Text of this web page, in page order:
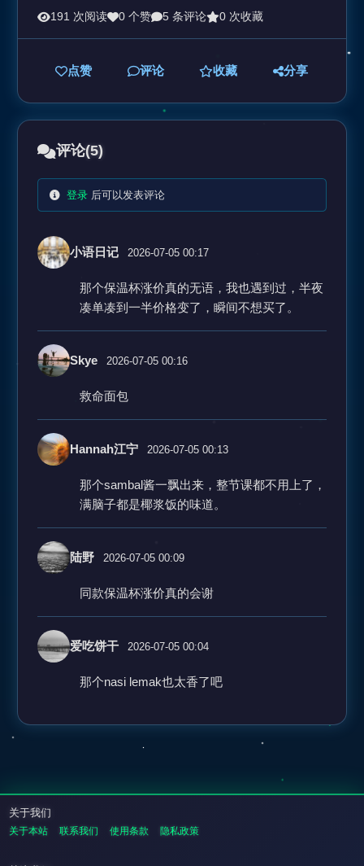
191 次阅读 0 个赞 5 条评论 0 次收藏
点赞 评论 收藏 分享
评论(5)
登录后可以发表评论
小语日记 2026-07-05 00:17
那个保温杯涨价真的无语，我也遇到过，半夜
凑单凑到一半价格变了，瞬间不想买了。
Skye 2026-07-05 00:16
救命面包
Hannah江宁 2026-07-05 00:13
那个sambal酱一飘出来，整节课都不用上了，
满脑子都是椰浆饭的味道。
陆野 2026-07-05 00:09
同款保温杯涨价真的会谢
爱吃饼干 2026-07-05 00:04
那个nasi lemak也太香了吧
关于我们
关于本站 联系我们 使用条款 隐私政策